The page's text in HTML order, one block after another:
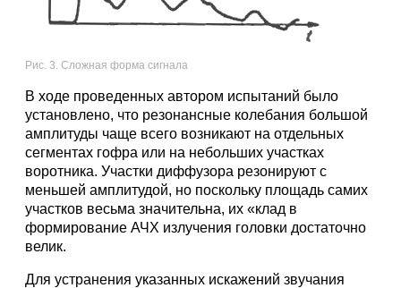
Рис. 3. Сложная форма сигнала
В ходе проведенных автором испытаний было
установлено, что резонансные колебания большой
амплитуды чаще всего возникают на отдельных
сегментах гофра или на небольших участках
воротника. Участки диффузора резонируют с
меньшей амплитудой, но поскольку площадь самих
участков весьма значительна, их «клад в
формирование АЧХ излучения головки достаточно
велик.
Для устранения указанных искажений звучания